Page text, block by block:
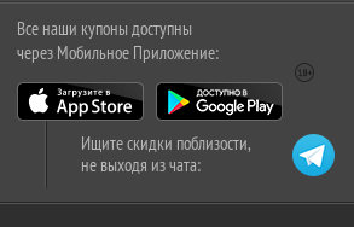
Все наши купоны доступны
через Мобильное Приложение:
Ищите скидки поблизости,
не выходя из чата: